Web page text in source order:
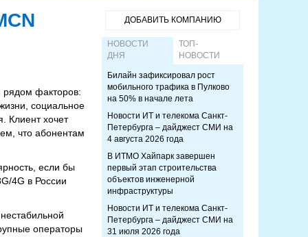
рядом факторов:
социальное
Клиент хочет
что абонентам
если бы
4G в России
операторы
ДОБАВИТЬ КОМПАНИЮ
НОВОСТИ
ДНЯ
ТОП-
НОВОСТИ
Билайн зафиксировал рост
мобильного трафика в Пулково
на 50% в начале лета
Новости ИТ и телекома Санкт-
Петербурга – дайджест СМИ на
4 августа 2026 года
В ИТМО Хайпарк завершен
первый этап строительства
объектов инженерной
инфраструктуры
Новости ИТ и телекома Санкт-
Петербурга – дайджест СМИ на
31 июля 2026 года